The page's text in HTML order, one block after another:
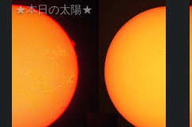
★本日の太陽★